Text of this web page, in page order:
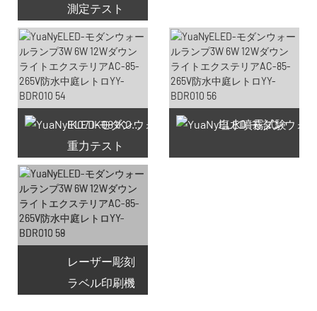
測定テスト
利用可能なクーポン66件
IK07 IK08 IK09 IK10
重力テスト
塩水噴霧試験
レーザー彫刻
ラベル印刷機